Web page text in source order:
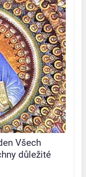
Všech
důležité